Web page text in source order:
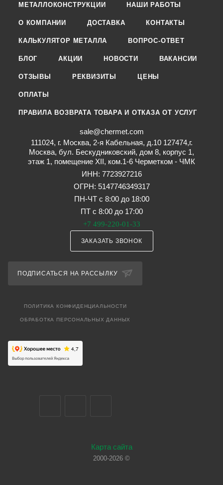
МЕТАЛЛОКОНСТРУКЦИИ НАШИ РАБОТЫ
О КОМПАНИИ ДОСТАВКА КОНТАКТЫ
КАЛЬКУЛЯТОР МЕТАЛЛА ВОПРОС-ОТВЕТ
БЛОГ АКЦИИ НОВОСТИ ВАКАНСИИ
ОТЗЫВЫ РЕКВИЗИТЫ ЦЕНЫ
ОПЛАТЫ
ПРАВИЛА ВОЗВРАТА ТОВАРА И ОТКАЗА ОТ УСЛУГ
sale@chermet.com
111024, г. Москва, 2-я Кабельная, д.10 127474,г.
Москва, бул. Бескудниковский, дом 8, корпус 1,
этаж 1, помещение XII, ком.1-6 Черметком - ЧМК
ИНН: 7723927216
ОГРН: 5147746349317
ПН-ЧТ с 8:00 до 18:00
ПТ с 8:00 до 17:00
+7 499-220-01-33
ЗАКАЗАТЬ ЗВОНОК
ПОДПИСАТЬСЯ НА РАССЫЛКУ
ПОЛИТИКА КОНФИДЕНЦИАЛЬНОСТИ
ОБРАБОТКА ПЕРСОНАЛЬНЫХ ДАННЫХ
Карта сайта
2000-2026 ©